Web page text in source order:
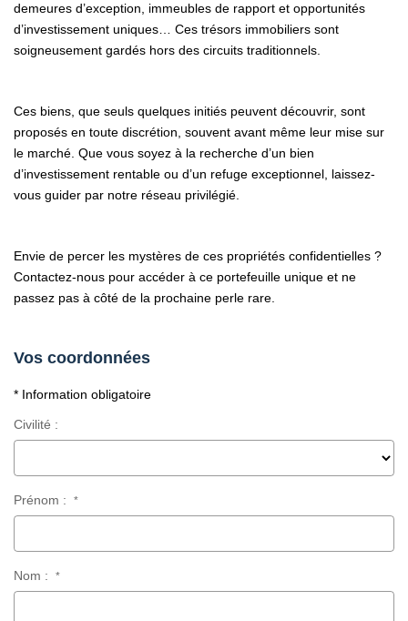
demeures d’exception, immeubles de rapport et opportunités
d’investissement uniques… Ces trésors immobiliers sont
soigneusement gardés hors des circuits traditionnels.
Ces biens, que seuls quelques initiés peuvent découvrir, sont
proposés en toute discrétion, souvent avant même leur mise sur
le marché. Que vous soyez à la recherche d’un bien
d’investissement rentable ou d’un refuge exceptionnel, laissez-
vous guider par notre réseau privilégié.
Envie de percer les mystères de ces propriétés confidentielles ?
Contactez-nous pour accéder à ce portefeuille unique et ne
passez pas à côté de la prochaine perle rare.
Vos coordonnées
* Information obligatoire
Civilité :
Prénom : *
Nom : *